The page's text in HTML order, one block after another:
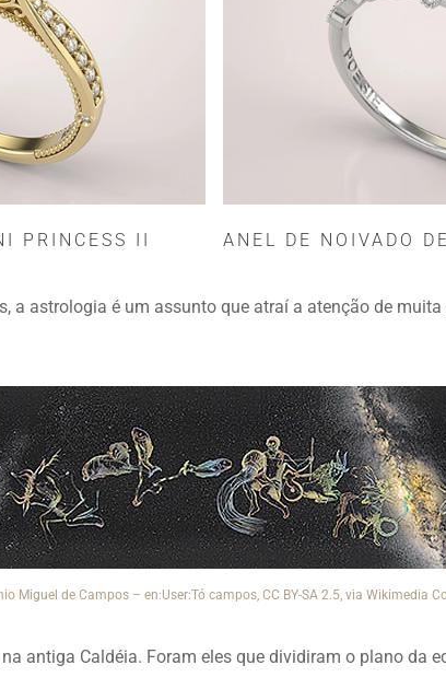
PRINCESS II ANEL DE NOIVADO
a astrologia é um assunto que atraí a atenção de muita
Miguel de Campos – en:User:Tó campos, CC BY-SA 2.5, via Wikimedia
antiga Caldéia. Foram eles que dividiram o plano da